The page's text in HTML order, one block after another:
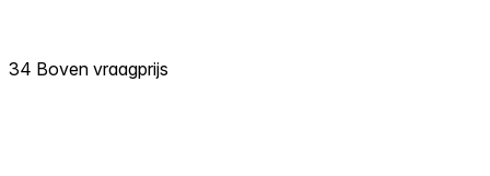
34 Boven vraagprijs